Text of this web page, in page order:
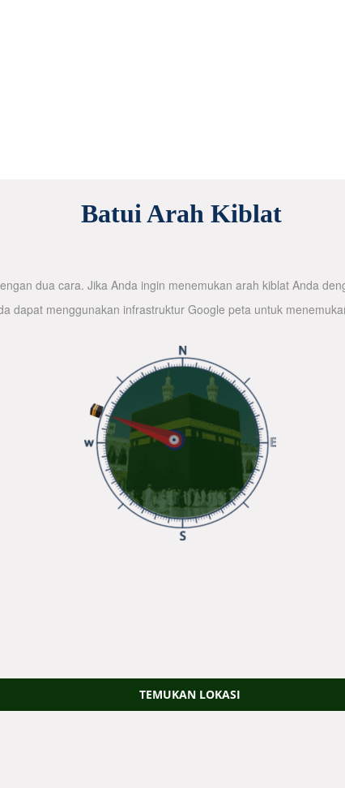
Batui Arah Kiblat
dua cara. Jika Anda ingin menemukan arah kiblat Anda
dapat menggunakan infrastruktur Google peta untuk
TEMUKAN LOKASI